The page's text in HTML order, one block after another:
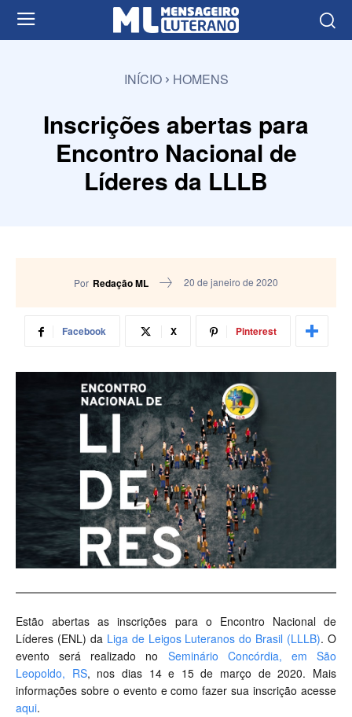
INÍCIO HOMENS
Inscrições abertas para
Encontro Nacional de
Líderes da LLLB
Por Redação ML 20 de janeiro de 2020
Facebook X Pinterest
Estão abertas as inscrições para o Encontro Nacional de
Líderes (ENL) da Liga de Leigos Luteranos do Brasil (LLLB). O
evento será realizado no Seminário Concórdia, em São
Leopoldo, RS, nos dias 14 e 15 de março de 2020. Mais
informações sobre o evento e como fazer sua inscrição acesse
aqui.